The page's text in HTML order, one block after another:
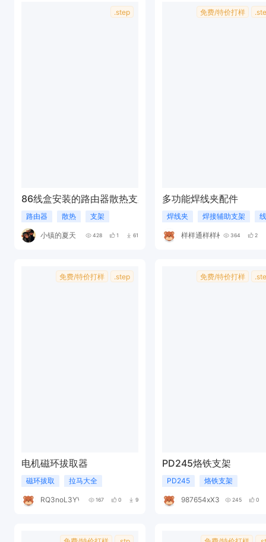
.step
86线盒安装的路由器散热支架
路由器 散热 支架
小镇的夏天 428 1 61
免费/特价打样
多功能焊线夹配件
焊线夹 焊接辅助支架
样样通样样松 364 2
免费/特价打样 .step
电机磁环拔取器
磁环拔取 拉马大全
RQ3noL3YV0 167 0 9
免费/特价打样
PD245烙铁支架
PD245 烙铁支架
987654xX376E 245 0